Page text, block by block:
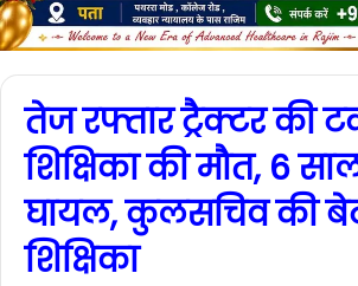
तेज रफ्तार ट्रैक्टर की
शिक्षिका की मौत, 6
घायल, कुलसचिव की
शिक्षिका